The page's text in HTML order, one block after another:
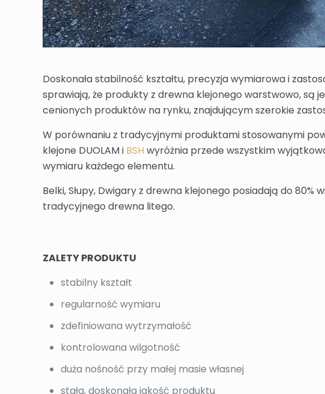
Doskonała stabilność kształtu, precyzja wymiarowa i
sprawiają, że produkty z drewna klejonego warstwowo, są
cenionych produktów na rynku, znajdującym szerokie
W porównaniu z tradycyjnymi produktami stosowanymi
klejone DUOLAM i BSH wyróżnia przede wszystkim
wymiaru każdego elementu.
Belki, Słupy, Dwigary z drewna klejonego posiadają do 80%
tradycyjnego drewna litego.
ZALETY PRODUKTU
stabilny kształt
regularność wymiaru
zdefiniowana wytrzymałość
kontrolowana wilgotność
duża nośność przy małej masie własnej
stała, doskonała jakość produktu